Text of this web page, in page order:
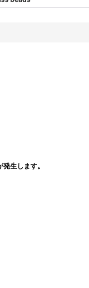
生します。